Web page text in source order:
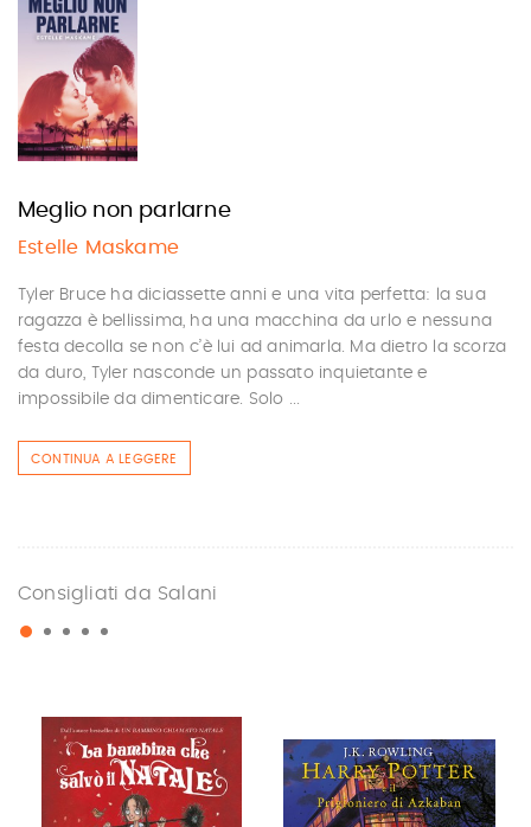
Meglio non parlarne
Estelle Maskame
Tyler Bruce ha diciassette anni e una vita perfetta: la sua
ragazza è bellissima, ha una macchina da urlo e nessuna
festa decolla se non c’è lui ad animarla. Ma dietro la scorza
da duro, Tyler nasconde un passato inquietante e
impossibile da dimenticare. Solo ...
CONTINUA A LEGGERE
Consigliati da Salani